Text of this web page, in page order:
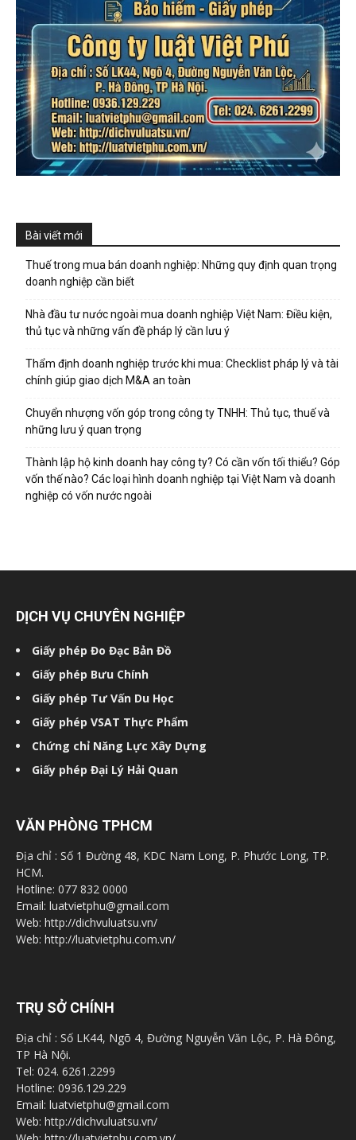
Bài viết mới
Thuế trong mua bán doanh nghiệp: Những quy định quan trọng
doanh nghiệp cần biết
Nhà đầu tư nước ngoài mua doanh nghiệp Việt Nam: Điều kiện,
thủ tục và những vấn đề pháp lý cần lưu ý
Thẩm định doanh nghiệp trước khi mua: Checklist pháp lý và tài
chính giúp giao dịch M&A an toàn
Chuyển nhượng vốn góp trong công ty TNHH: Thủ tục, thuế và
những lưu ý quan trọng
Thành lập hộ kinh doanh hay công ty? Có cần vốn tối thiểu? Góp
vốn thế nào? Các loại hình doanh nghiệp tại Việt Nam và doanh
nghiệp có vốn nước ngoài
DỊCH VỤ CHUYÊN NGHIỆP
Giấy phép Đo Đạc Bản Đồ
Giấy phép Bưu Chính
Giấy phép Tư Vấn Du Học
Giấy phép VSAT Thực Phẩm
Chứng chỉ Năng Lực Xây Dựng
Giấy phép Đại Lý Hải Quan
VĂN PHÒNG TPHCM
Địa chỉ : Số 1 Đường 48, KDC Nam Long, P. Phước Long, TP.
HCM.
Hotline: 077 832 0000
Email: luatvietphu@gmail.com
Web: http://dichvuluatsu.vn/
Web: http://luatvietphu.com.vn/
TRỤ SỞ CHÍNH
Địa chỉ : Số LK44, Ngõ 4, Đường Nguyễn Văn Lộc, P. Hà Đông,
TP Hà Nội.
Tel: 024. 6261.2299
Hotline: 0936.129.229
Email: luatvietphu@gmail.com
Web: http://dichvuluatsu.vn/